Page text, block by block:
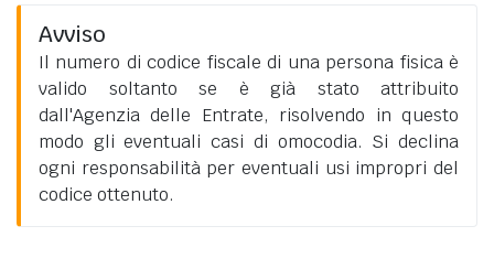
Avviso
Il numero di codice fiscale di una persona fisica è
valido soltanto se è già stato attribuito
dall'Agenzia delle Entrate, risolvendo in questo
modo gli eventuali casi di omocodia. Si declina
ogni responsabilità per eventuali usi impropri del
codice ottenuto.